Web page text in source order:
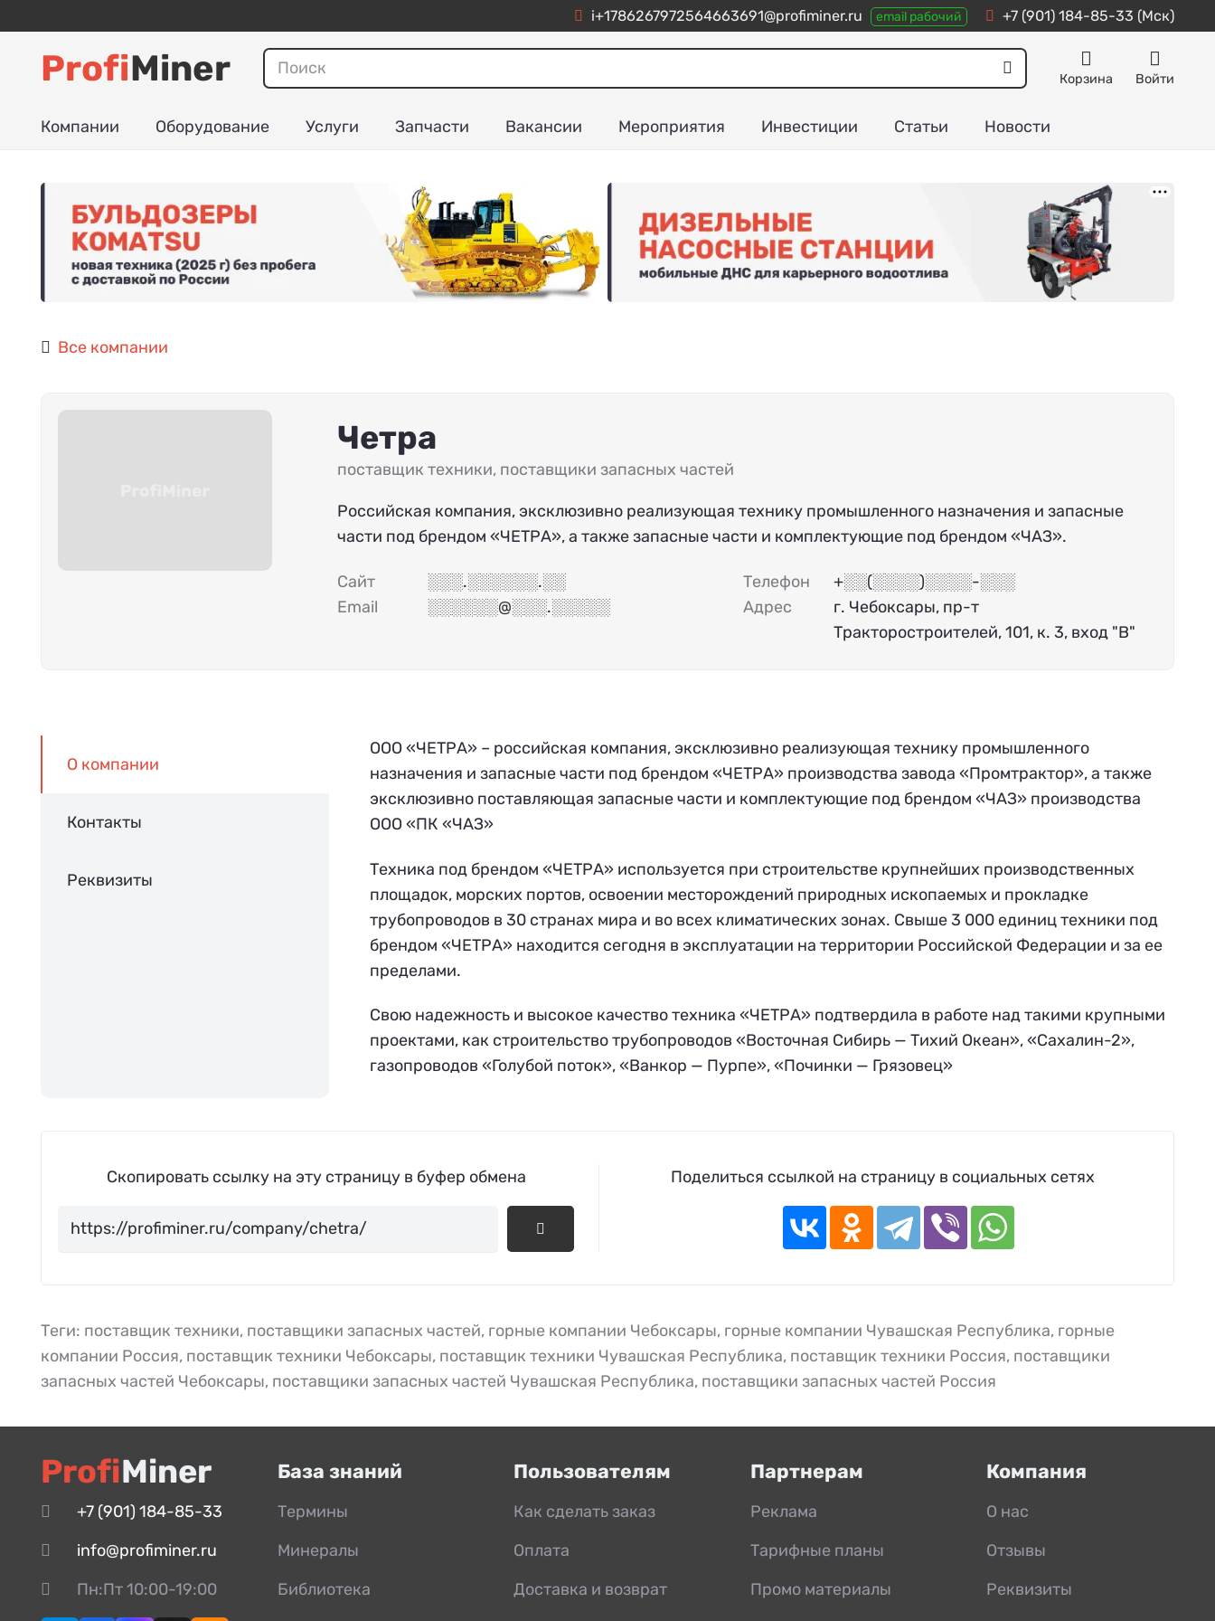
i+1786267972564663691@profiminer.ru email рабочий +7 (901) 184-85-33 (Мск)
ProfiMiner Корзина Войти
Компании Оборудование Услуги Запчасти Вакансии Мероприятия Инвестиции Статьи Новости
Все компании
Четра
поставщик техники, поставщики запасных частей
Российская компания, эксклюзивно реализующая технику промышленного назначения и запасные
части под брендом «ЧЕТРА», а также запасные части и комплектующие под брендом «ЧАЗ».
Сайт ░░░.░░░░░░.░░ Телефон
+░░(░░░░)░░░░-░░░
Email
░░░░░░@░░░.░░░░░ Адрес
г. Чебоксары, пр-т
Тракторостроителей, 101, к. 3, вход "В"
О компании
Контакты
Реквизиты
ООО «ЧЕТРА» – российская компания, эксклюзивно реализующая технику промышленного
назначения и запасные части под брендом «ЧЕТРА» производства завода «Промтрактор», а также
эксклюзивно поставляющая запасные части и комплектующие под брендом «ЧАЗ» производства
ООО «ПК «ЧАЗ»
Техника под брендом «ЧЕТРА» используется при строительстве крупнейших производственных
площадок, морских портов, освоении месторождений природных ископаемых и прокладке
трубопроводов в 30 странах мира и во всех климатических зонах. Свыше 3 000 единиц техники под
брендом «ЧЕТРА» находится сегодня в эксплуатации на территории Российской Федерации и за ее
пределами.
Свою надежность и высокое качество техника «ЧЕТРА» подтвердила в работе над такими крупными
проектами, как строительство трубопроводов «Восточная Сибирь — Тихий Океан», «Сахалин-2»,
газопроводов «Голубой поток», «Ванкор — Пурпе», «Починки — Грязовец»
Скопировать ссылку на эту страницу в буфер обмена Поделиться ссылкой на страницу в социальных сетях
Теги: поставщик техники, поставщики запасных частей, горные компании Чебоксары, горные компании Чувашская Республика, горные
компании Россия, поставщик техники Чебоксары, поставщик техники Чувашская Республика, поставщик техники Россия, поставщики
запасных частей Чебоксары, поставщики запасных частей Чувашская Республика, поставщики запасных частей Россия
ProfiMiner
+7 (901) 184-85-33
info@profiminer.ru
Пн:Пт 10:00-19:00
База знаний
Термины
Минералы
Библиотека
Пользователям
Как сделать заказ
Оплата
Доставка и возврат
Партнерам
Реклама
Тарифные планы
Промо материалы
Компания
О нас
Отзывы
Реквизиты